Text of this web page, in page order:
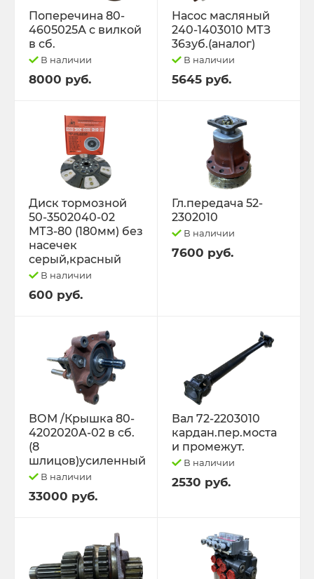
Поперечина 80-
4605025А с вилкой
в сб.
В наличии
8000 руб.
Насос масляный
240-1403010 МТЗ
36зуб.(аналог)
В наличии
5645 руб.
Диск тормозной
50-3502040-02
МТЗ-80 (180мм) без
насечек
серый,красный
В наличии
600 руб.
Гл.передача 52-
2302010
В наличии
7600 руб.
ВОМ /Крышка 80-
4202020А-02 в сб.
(8
шлицов)усиленный
В наличии
33000 руб.
Вал 72-2203010
кардан.пер.моста
и промежут.
В наличии
2530 руб.